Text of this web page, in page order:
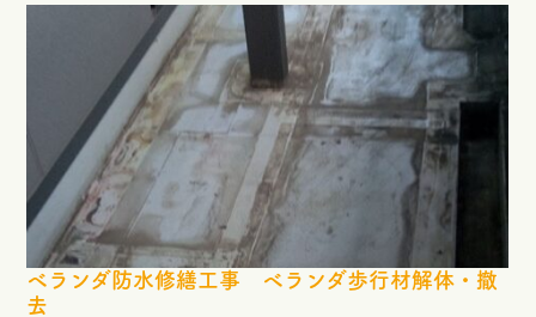
ベランダ防水修繕工事 ベランダ歩行材解体・撤
去